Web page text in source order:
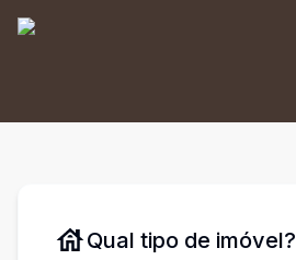
Qual tipo de imóvel?